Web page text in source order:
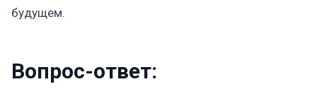
будущем.
Вопрос-ответ: